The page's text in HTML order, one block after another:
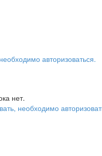
авторизоваться.
нет.
необходимо